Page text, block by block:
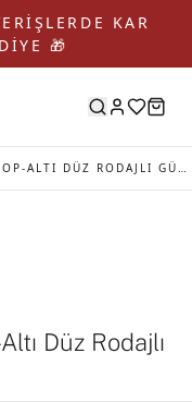
KAR
🎁
HEDGEHOG MAVI YARIM TOP-ALTI DÜZ RODAJLI GÜMÜŞ KÜPE
Düz Rodajlı